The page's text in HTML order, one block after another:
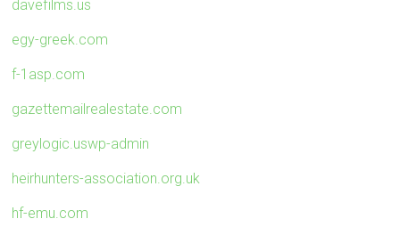
davefilms.us
egy-greek.com
f-1asp.com
gazettemailrealestate.com
greylogic.uswp-admin
heirhunters-association.org.uk
hf-emu.com